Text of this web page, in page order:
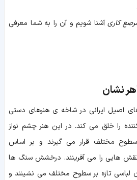
کاریآشنا شویم و آن را به شما معرفی
نشان
اصیل ایرانی در شاخه ی هنرهای دستی
را خلق می کند. در این هنر چشم نواز
مختلف قرار می گیرند و بر اساس
هایی را می آفرینند. درخشش سنگ ها
لباسی تازه بر سطوح مختلف می نشینند و